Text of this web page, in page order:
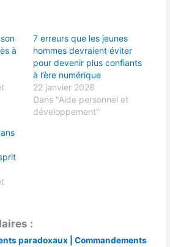
à
7 erreurs que les jeunes
hommes devraient éviter
pour devenir plus confiants
à l’ère numérique
22 janvier 2026
Dans "Aide personnel et
développement"
:
paradoxaux | Commandements